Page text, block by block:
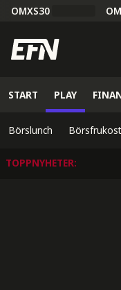
OMXS30
START PLAY
Börslunch Börsfrukost
TOPPNYHETER: